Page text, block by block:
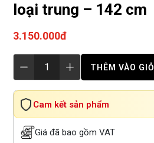
loại trung – 142 cm
3.150.000đ
THÊM VÀO GIỎ
Cam kết sản phẩm
Giá đã bao gồm VAT